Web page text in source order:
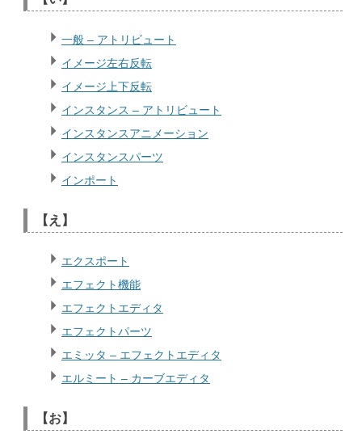
一般 – アトリビュート
イメージ左右反転
イメージ上下反転
インスタンス – アトリビュート
インスタンスアニメーション
インスタンスパーツ
インポート
【え】
エクスポート
エフェクト機能
エフェクトエディタ
エフェクトパーツ
エミッタ – エフェクトエディタ
エルミート – カーブエディタ
【お】